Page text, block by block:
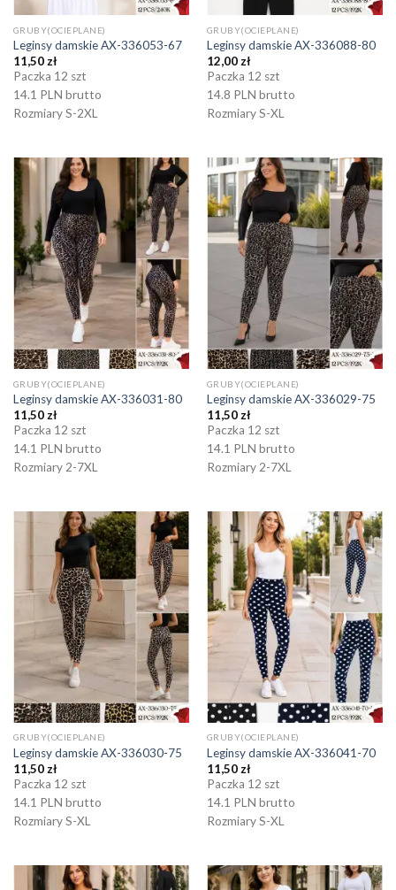
GRUBY(OCIEPLANE)
Leginsy damskie AX-336053-67
11,50zł
Paczka 12 szt
14.1 PLN brutto
Rozmiary S-2XL
GRUBY(OCIEPLANE)
Leginsy damskie AX-336088-80
12,00zł
Paczka 12 szt
14.8 PLN brutto
Rozmiary S-XL
GRUBY(OCIEPLANE)
Leginsy damskie AX-336031-80
11,50zł
Paczka 12 szt
14.1 PLN brutto
Rozmiary 2-7XL
GRUBY(OCIEPLANE)
Leginsy damskie AX-336029-75
11,50zł
Paczka 12 szt
14.1 PLN brutto
Rozmiary 2-7XL
GRUBY(OCIEPLANE)
Leginsy damskie AX-336030-75
11,50 zł
Paczka 12 szt
14.1 PLN brutto
Rozmiary S-XL
GRUBY(OCIEPLANE)
Leginsy damskie AX-336041-70
11,50 zł
Paczka 12 szt
14.1 PLN brutto
Rozmiary S-XL